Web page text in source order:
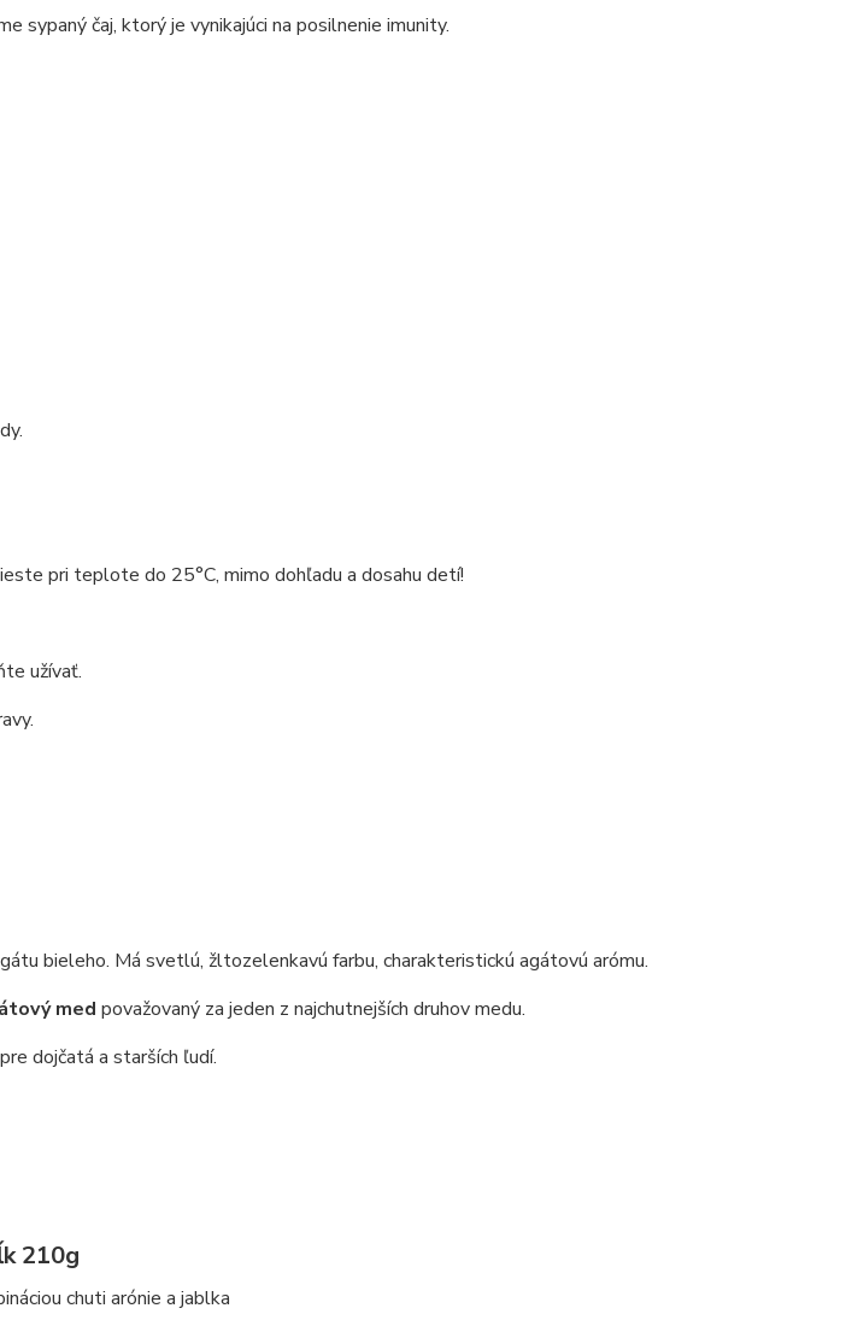
sypaný čaj, ktorý je vynikajúci na posilnenie imunity.
pri teplote do 25°C, mimo dohľadu a dosahu detí!
užívať.
bieleho. Má svetlú, žltozelenkavú farbu, charakteristickú agátovú arómu.
med považovaný za jeden z najchutnejších druhov medu.
dojčatá a starších ľudí.
210g
chuti arónie a jablka